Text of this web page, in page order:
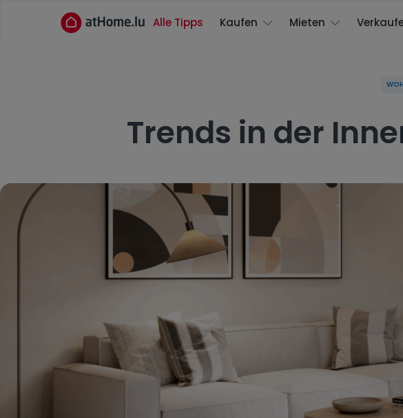
Alle Tipps Kaufen Mieten
Trends in der